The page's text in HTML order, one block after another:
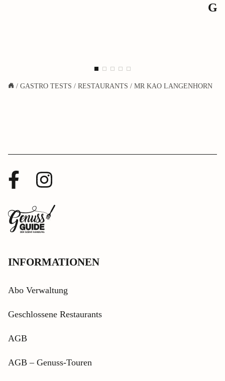
/ GASTRO TESTS / RESTAURANTS / MR KAO LANGENHORN
Facebook
Profil
Instagram
Zurück
zur
INFORMATIONEN
Abo Verwaltung
Geschlossene Restaurants
AGB
AGB – Genuss-Touren